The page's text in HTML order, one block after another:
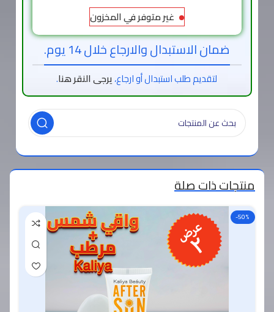
غير متوفر في المخزون
ضمان الاستبدال والارجاع خلال 14 يوم.
لتقديم طلب استبدال أو ارجاع،يرجى النقر هنا.
منتجات ذات صلة
-50%